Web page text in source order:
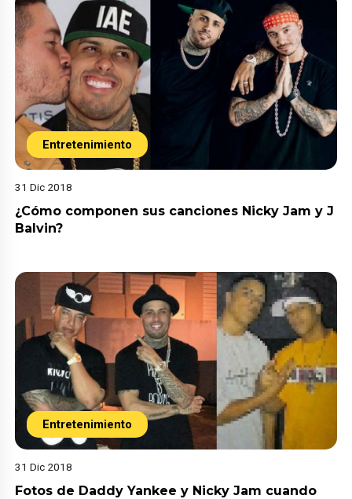
Entretenimiento
31 Dic 2018
¿Cómo componen sus canciones Nicky Jam y J
Balvin?
Entretenimiento
31 Dic 2018
Fotos de Daddy Yankee y Nicky Jam cuando